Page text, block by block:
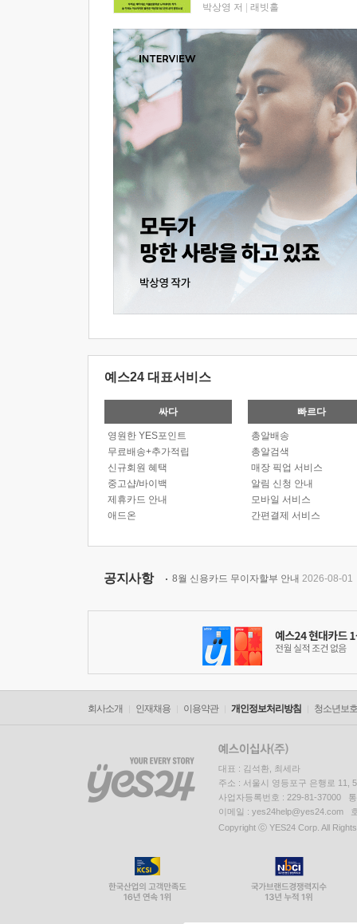
박상영 저 래빗홀
예스24 대표서비스
싸다
영원한 YES포인트
무료배송+추가적립
신규회원 혜택
중고샵/바이백
제휴카드 안내
애드온
빠르다
총알배송
총알검색
매장 픽업 서비스
알림 신청 안내
모바일 서비스
간편결제 서비스
공지사항 8월 신용카드 무이자할부 안내 2026-08-01
회사소개 인재채용 이용약관 개인정보처리방침 청소년보
대표 : 김석환, 최세라
주소 : 서울시 영등포구 은행로 11,
사업자등록번호 : 229-81-37000
이메일 : yes24help@yes24.com
Copyright ⓒ YES24 Corp. All